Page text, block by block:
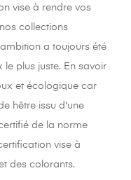
vise à rendre vos
collections
a toujours été
plus juste. En savoir
et écologique car
hêtre issu d'une
de la norme
vise à
des colorants.